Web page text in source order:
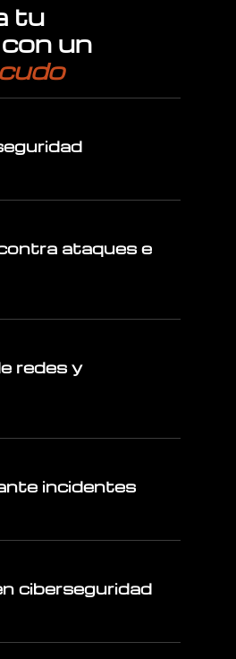
tu
un
ataques e
redes y
incidentes
ciberseguridad